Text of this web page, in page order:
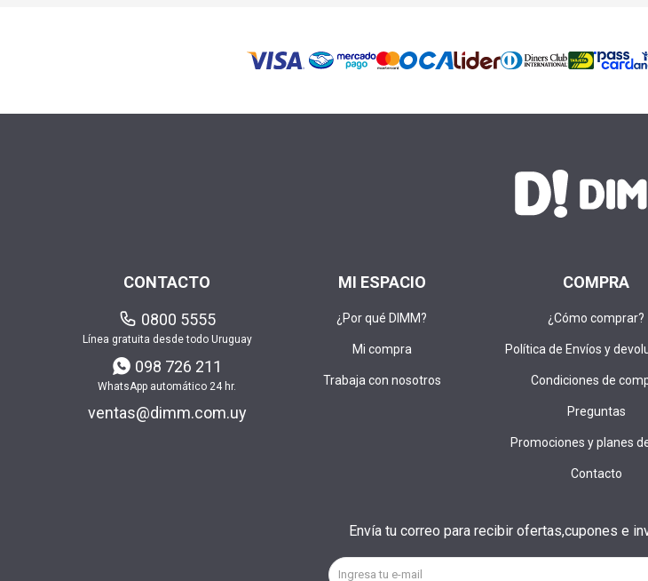
MI ESPACIO
¿Por qué DIMM?
Mi compra
Trabaja con nosotros
COMPRA
¿Cómo comprar?
Política de Envíos y
Condiciones de
Preguntas
Promociones y planes
Contacto
CONTACTO
0800 5555
Línea gratuita desde todo Uruguay
098 726 211
WhatsApp automático 24 hr.
ventas@dimm.com.uy
Envía tu correo para recibir ofertas,cupones e